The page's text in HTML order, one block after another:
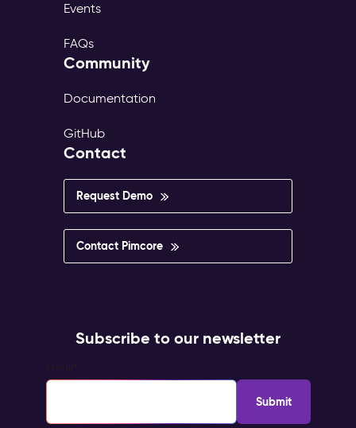
Events
FAQs
Community
Documentation
GitHub
Contact
Request Demo
Contact Pimcore
Subscribe to our newsletter